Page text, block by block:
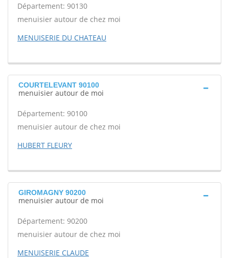
Département: 90130
menuisier autour de chez moi
MENUISERIE DU CHATEAU
COURTELEVANT 90100
menuisier autour de moi
Département: 90100
menuisier autour de chez moi
HUBERT FLEURY
GIROMAGNY 90200
menuisier autour de moi
Département: 90200
menuisier autour de chez moi
MENUISERIE CLAUDE